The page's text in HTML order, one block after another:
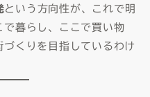
という方向性が、これで明
暮らし、ここで買い物
づくりを目指しているわけ